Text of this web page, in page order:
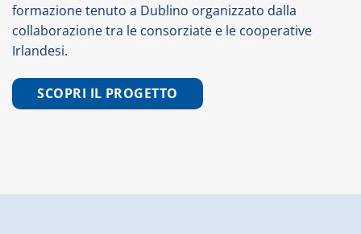
formazione tenuto a Dublino organizzato dalla
collaborazione tra le consorziate e le cooperative
Irlandesi.
SCOPRI IL PROGETTO